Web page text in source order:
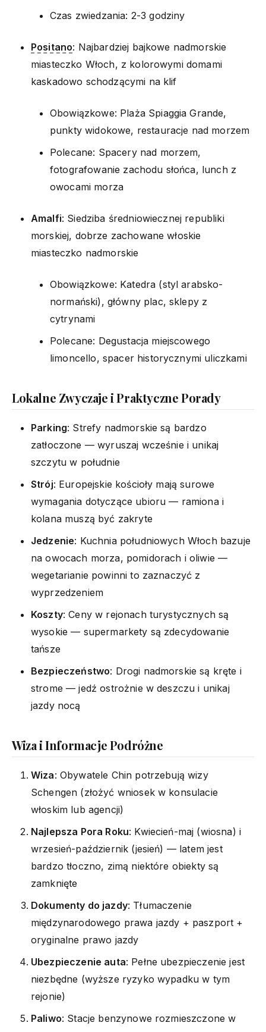
Czas zwiedzania: 2-3 godziny
Positano: Najbardziej bajkowe nadmorskie
miasteczko Włoch, z kolorowymi domami
kaskadowo schodzącymi na klif
Obowiązkowe: Plaża Spiaggia Grande,
punkty widokowe, restauracje nad morzem
Polecane: Spacery nad morzem,
fotografowanie zachodu słońca, lunch z
owocami morza
Amalfi: Siedziba średniowiecznej republiki
morskiej, dobrze zachowane włoskie
miasteczko nadmorskie
Obowiązkowe: Katedra (styl arabsko-
normański), główny plac, sklepy z
cytrynami
Polecane: Degustacja miejscowego
limoncello, spacer historycznymi uliczkami
Lokalne Zwyczaje i Praktyczne Porady
Parking: Strefy nadmorskie są bardzo
zatłoczone — wyruszaj wcześnie i unikaj
szczytu w południe
Strój: Europejskie kościoły mają surowe
wymagania dotyczące ubioru — ramiona i
kolana muszą być zakryte
Jedzenie: Kuchnia południowych Włoch bazuje
na owocach morza, pomidorach i oliwie —
wegetarianie powinni to zaznaczyć z
wyprzedzeniem
Koszty: Ceny w rejonach turystycznych są
wysokie — supermarkety są zdecydowanie
tańsze
Bezpieczeństwo: Drogi nadmorskie są kręte i
strome — jedź ostrożnie w deszczu i unikaj
jazdy nocą
Wiza i Informacje Podróżne
Wiza: Obywatele Chin potrzebują wizy
Schengen (złożyć wniosek w konsulacie
włoskim lub agencji)
Najlepsza Pora Roku: Kwiecień-maj (wiosna) i
wrzesień-październik (jesień) — latem jest
bardzo tłoczno, zimą niektóre obiekty są
zamknięte
Dokumenty do jazdy: Tłumaczenie
międzynarodowego prawa jazdy + paszport +
oryginalne prawo jazdy
Ubezpieczenie auta: Pełne ubezpieczenie jest
niezbędne (wyższe ryzyko wypadku w tym
rejonie)
Paliwo: Stacje benzynowe rozmieszczone w